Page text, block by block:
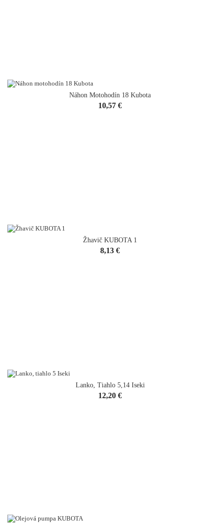
Náhon Motohodín 18 Kubota
Cena
10,57 €
Žhavič KUBOTA 1
Cena
8,13 €
Lanko, Tiahlo 5,14 Iseki
Cena
12,20 €